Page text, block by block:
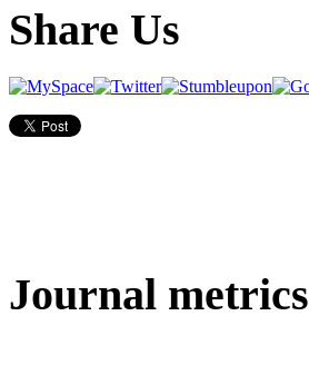
Share Us
Journal metrics